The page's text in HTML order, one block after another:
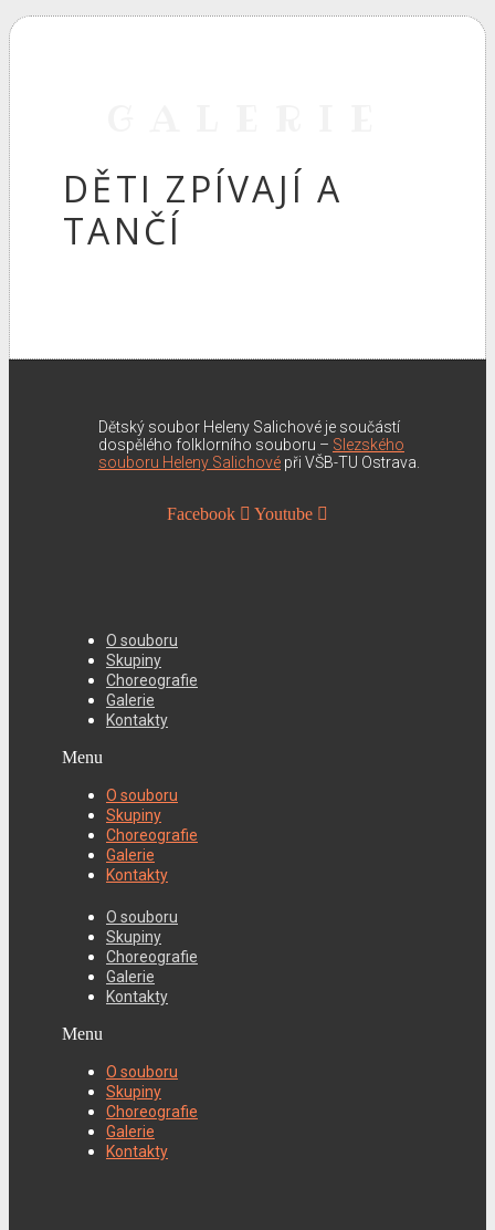
DĚTI ZPÍVAJÍ A
TANČÍ
Dětský soubor Heleny Salichové je součástí
dospělého folklorního souboru – Slezského
souboru Heleny Salichové při VŠB-TU Ostrava.
Facebook Youtube
O souboru
Skupiny
Choreografie
Galerie
Kontakty
Menu
O souboru
Skupiny
Choreografie
Galerie
Kontakty
O souboru
Skupiny
Choreografie
Galerie
Kontakty
Menu
O souboru
Skupiny
Choreografie
Galerie
Kontakty